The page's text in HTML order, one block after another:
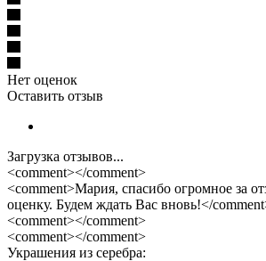
Нет оценок
Оставить отзыв
Загрузка отзывов...
<comment></comment>
<comment>Мария, спасибо огромное за
оценку. Будем ждать Вас вновь!</
<comment></comment>
<comment></comment>
Украшения из серебра: